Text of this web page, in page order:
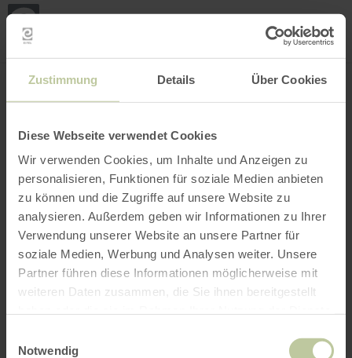
Zustimmung Details Über Cookies
Diese Webseite verwendet Cookies
Wir verwenden Cookies, um Inhalte und Anzeigen zu
personalisieren, Funktionen für soziale Medien anbieten
zu können und die Zugriffe auf unsere Website zu
analysieren. Außerdem geben wir Informationen zu Ihrer
Verwendung unserer Website an unsere Partner für
soziale Medien, Werbung und Analysen weiter. Unsere
Partner führen diese Informationen möglicherweise mit
weiteren Daten zusammen, die Sie ihnen bereitgestellt
Notwendig
INTERACTIEVE KAART
Mijn
Filter openen